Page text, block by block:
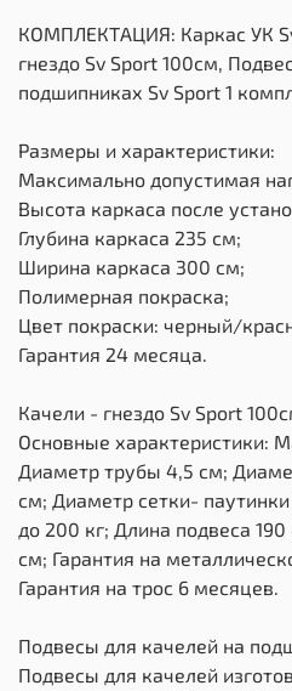
КОМПЛЕКТАЦИЯ: Каркас УК
гнездо Sv Sport 100см,
подшипниках Sv Sport 1
Размеры и характеристики:
Максимально допустимая
Высота каркаса после
Глубина каркаса 235 см;
Ширина каркаса 300 см;
Полимерная покраска;
Цвет покраски: черный/
Гарантия 24 месяца.
Качели - гнездо Sv Sport
Основные характеристики:
Диаметр трубы 4,5 см;
см; Диаметр сетки-
до 200 кг; Длина подвеса
см; Гарантия на
Гарантия на трос 6 месяцев.
Подвесы для качелей на
Подвесы для качелей